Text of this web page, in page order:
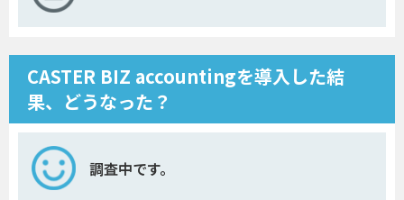
CASTER BIZ accountingを導入した結
果、どうなった？
調査中です。